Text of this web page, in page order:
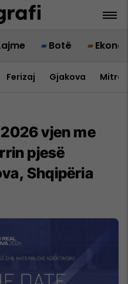
Botë
Ferizaj Gjakova
vjen me
pjesë
Shqipëria